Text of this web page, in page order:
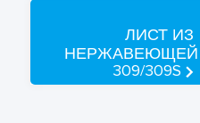
ЛИСТ ИЗ
НЕРЖАВЕЮЩЕЙ
309/309S